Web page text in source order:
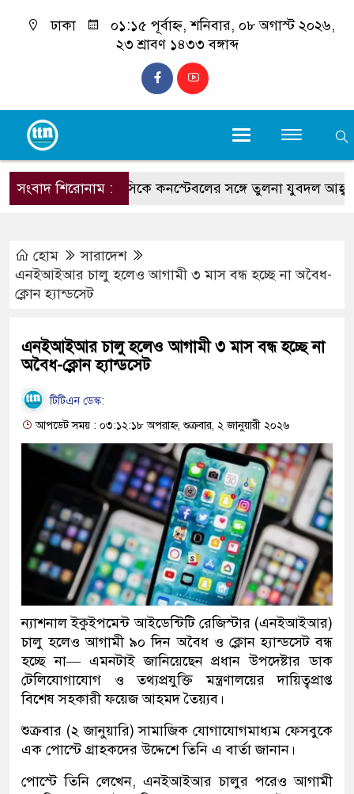
ঢাকা
০১:১৫ পূর্বাহ্ন, শনিবার, ০৮ অগাস্ট ২০২৬,
২৩ শ্রাবণ ১৪৩৩ বঙ্গাব্দ
সংবাদ শিরোনাম :
টেকনাফের ওসিকে কনস্টেবলের সঙ্গে তুলনা যুবদল আহ্বায়ক
হোম
সারাদেশ
এনইআইআর চালু হলেও আগামী ৩ মাস বন্ধ হচ্ছে না অবৈধ-
ক্লোন হ্যান্ডসেট
এনইআইআর চালু হলেও আগামী ৩ মাস বন্ধ হচ্ছে না
অবৈধ-ক্লোন হ্যান্ডসেট
টিটিএন ডেস্ক:
আপডেট সময় : ০৩:১২:১৮ অপরাহ্ন, শুক্রবার, ২ জানুয়ারী ২০২৬
ন্যাশনাল ইকুইপমেন্ট আইডেন্টিটি রেজিস্টার (এনইআইআর)
চালু হলেও আগামী ৯০ দিন অবৈধ ও ক্লোন হ্যান্ডসেট বন্ধ
হচ্ছে না— এমনটাই জানিয়েছেন প্রধান উপদেষ্টার ডাক
টেলিযোগাযোগ ও তথ্যপ্রযুক্তি মন্ত্রণালয়ের দায়িত্বপ্রাপ্ত
বিশেষ সহকারী ফয়েজ আহমদ তৈয়্যব।
শুক্রবার (২ জানুয়ারি) সামাজিক যোগাযোগমাধ্যম ফেসবুকে
এক পোস্টে গ্রাহকদের উদ্দেশে তিনি এ বার্তা জানান।
পোস্টে তিনি লেখেন, এনইআইআর চালুর পরেও আগামী